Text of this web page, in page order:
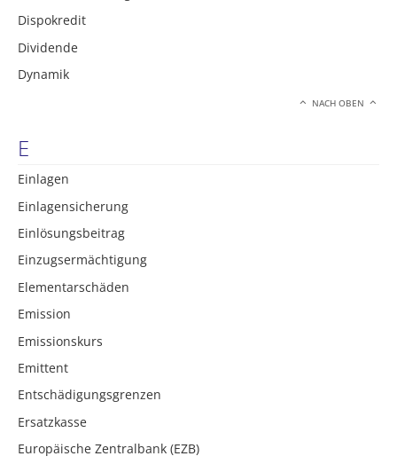
Dispokredit
Dividende
Dynamik
NACH OBEN
E
Einlagen
Einlagensicherung
Einlösungsbeitrag
Einzugsermächtigung
Elementarschäden
Emission
Emissionskurs
Emittent
Entschädigungsgrenzen
Ersatzkasse
Europäische Zentralbank (EZB)